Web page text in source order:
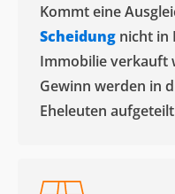
Kommt eine
Scheidung nicht in
Immobilie verkauft
Gewinn werden in
Eheleuten